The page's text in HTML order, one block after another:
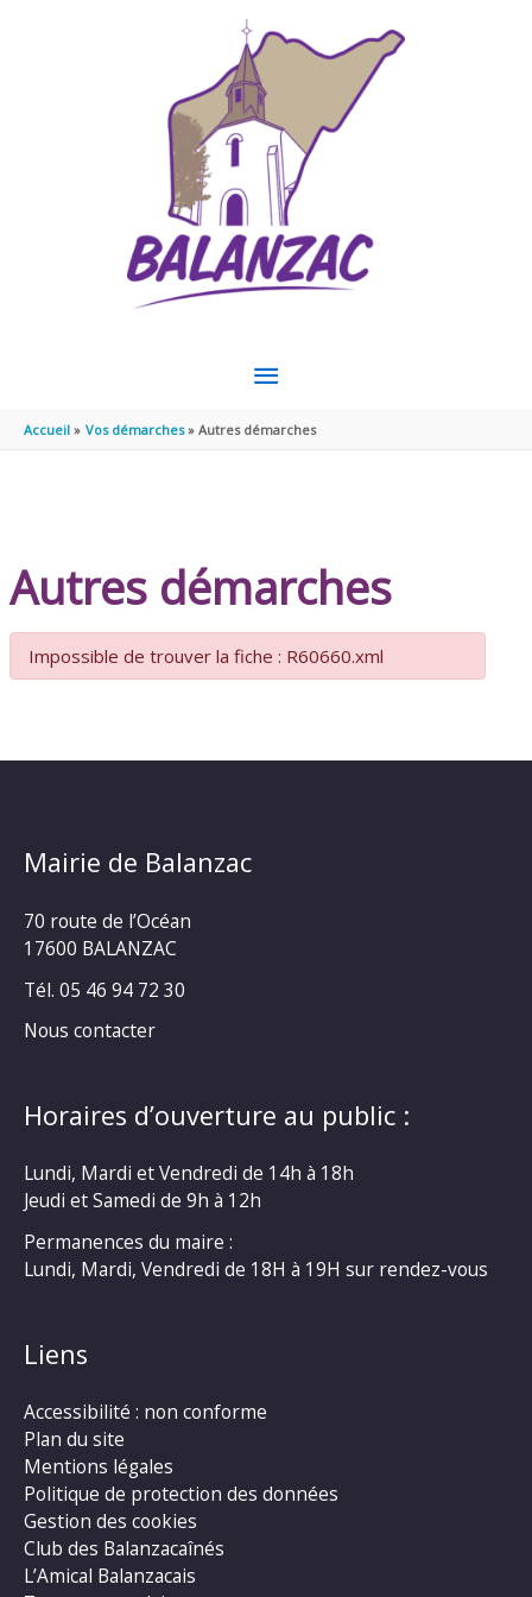
MENU
PRINCIPAL
Accueil Vos démarches Autres démarches
Autres démarches
Impossible de trouver la fiche : R60660.xml
Mairie de Balanzac
70 route de l’Océan
17600 BALANZAC
Tél. 05 46 94 72 30
Nous contacter
Horaires d’ouverture au public :
Lundi, Mardi et Vendredi de 14h à 18h
Jeudi et Samedi de 9h à 12h
Permanences du maire :
Lundi, Mardi, Vendredi de 18H à 19H sur rendez-vous
Liens
Accessibilité : non conforme
Plan du site
Mentions légales
Politique de protection des données
Gestion des cookies
Club des Balanzacaînés
L’Amical Balanzacais